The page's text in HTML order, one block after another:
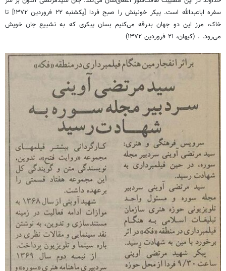
سفره اباعبدالله است. پیکر خونینش را صبح فردا [یکشنبه ۲۲ فروردین ۱۳۷۲] تا
خاک، مرز این دو جهان بدرقه می‌کنیم بسان پیکری که به تشییع جان خویش
می‌رود. . (کیهان، ۲۱ فروردین ۱۳۷۲)